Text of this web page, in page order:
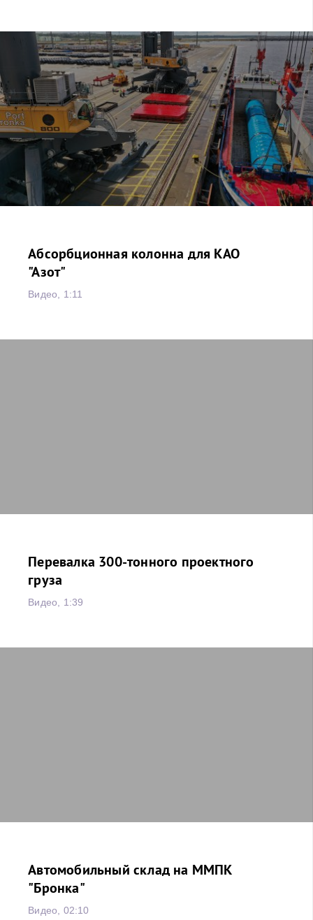
Абсорбционная колонна для КАО
"Азот"
Видео, 1:11
Перевалка 300-тонного проектного
груза
Видео, 1:39
Автомобильный склад на ММПК
"Бронка"
Видео, 02:10